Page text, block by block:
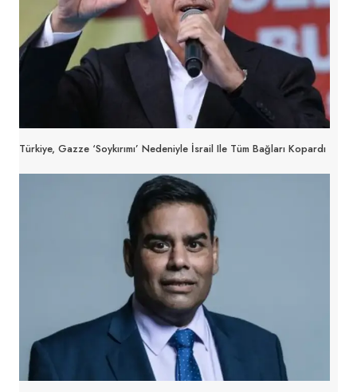
Türkiye, Gazze ‘soykırımı’ Nedeniyle İsrail Ile Tüm Bağları Kopardı